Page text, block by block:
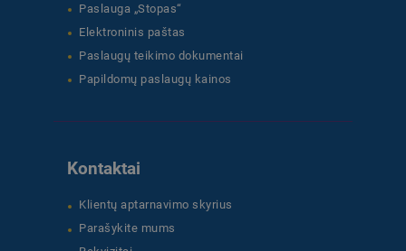
Paslauga „Stopas“
Elektroninis paštas
Paslaugų teikimo dokumentai
Papildomų paslaugų kainos
Kontaktai
Klientų aptarnavimo skyrius
Parašykite mums